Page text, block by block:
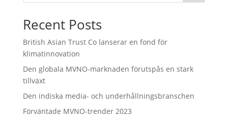
Recent Posts
British Asian Trust Co lanserar en fond för
klimatinnovation
Den globala MVNO-marknaden förutspås en stark
tillväxt
Den indiska media- och underhållningsbranschen
Förväntade MVNO-trender 2023